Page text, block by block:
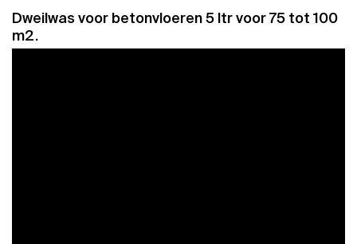
Dweilwas voor betonvloeren 5 ltr voor 75 tot 100
m2.